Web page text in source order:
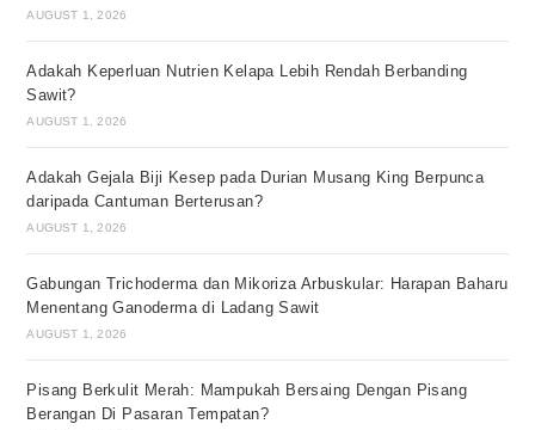
AUGUST 1, 2026
Adakah Keperluan Nutrien Kelapa Lebih Rendah Berbanding
Sawit?
AUGUST 1, 2026
Adakah Gejala Biji Kesep pada Durian Musang King Berpunca
daripada Cantuman Berterusan?
AUGUST 1, 2026
Gabungan Trichoderma dan Mikoriza Arbuskular: Harapan Baharu
Menentang Ganoderma di Ladang Sawit
AUGUST 1, 2026
Pisang Berkulit Merah: Mampukah Bersaing Dengan Pisang
Berangan Di Pasaran Tempatan?